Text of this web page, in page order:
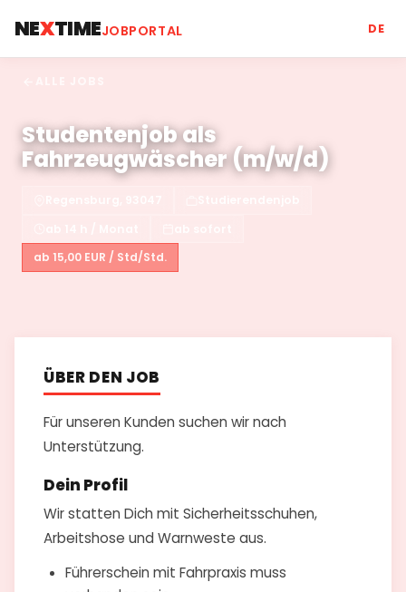
NEXTIMEJOBPORTAL DE
Studentenjob als
Fahrzeugwäscher (m/w/d)
ab 15,00 EUR / Std/Std.
ÜBER DEN JOB
Für unseren Kunden suchen wir nach
Unterstützung.
Dein Profil
Wir statten Dich mit Sicherheitsschuhen,
Arbeitshose und Warnweste aus.
Führerschein mit Fahrpraxis muss